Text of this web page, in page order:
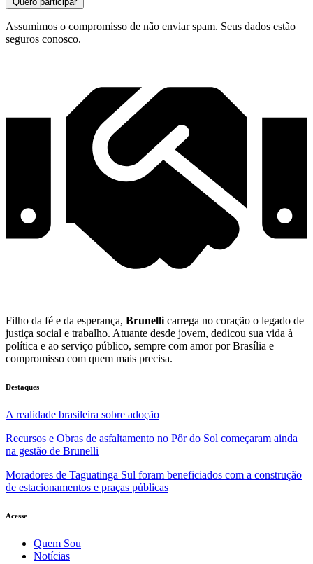
Assumimos o compromisso de não enviar spam. Seus dados estão
seguros conosco.
Filho da fé e da esperança, Brunelli carrega no coração o legado de
justiça social e trabalho. Atuante desde jovem, dedicou sua vida à
política e ao serviço público, sempre com amor por Brasília e
compromisso com quem mais precisa.
Destaques
A realidade brasileira sobre adoção
Recursos e Obras de asfaltamento no Pôr do Sol começaram ainda
na gestão de Brunelli
Moradores de Taguatinga Sul foram beneficiados com a construção
de estacionamentos e praças públicas
Acesse
Quem Sou
Notícias